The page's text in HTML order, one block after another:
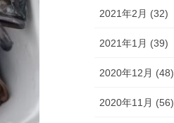
2021年2月 (32)
2021年1月 (39)
2020年12月 (48)
2020年11月 (56)